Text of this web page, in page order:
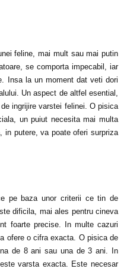
feline, mai mult sau mai putin
se comporta impecabil, iar
Insa la un moment dat veti dori
Un aspect de altfel esential,
ingrijire varstei felinei. O pisica
un puiut necesita mai multa
in putere, va poate oferi surpriza
pe baza unor criterii ce tin de
dificila, mai ales pentru cineva
foarte precise. In multe cazuri
ofere o cifra exacta. O pisica de
de 8 ani sau una de 3 ani. In
varsta exacta. Este necesar